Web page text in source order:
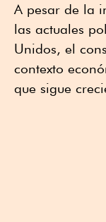
A pesar de la
las actuales
Unidos, el
contexto
que sigue